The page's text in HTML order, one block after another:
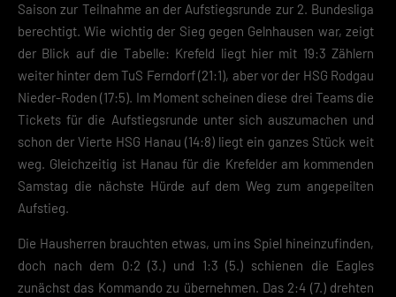
Saison zur Teilnahme an der Aufstiegsrunde zur 2. Bundesliga
berechtigt. Wie wichtig der Sieg gegen Gelnhausen war, zeigt
der Blick auf die Tabelle: Krefeld liegt hier mit 19:3 Zählern
weiter hinter dem TuS Ferndorf (21:1), aber vor der HSG Rodgau
Nieder-Roden (17:5). Im Moment scheinen diese drei Teams die
Tickets für die Aufstiegsrunde unter sich auszumachen und
schon der Vierte HSG Hanau (14:8) liegt ein ganzes Stück weit
weg. Gleichzeitig ist Hanau für die Krefelder am kommenden
Samstag die nächste Hürde auf dem Weg zum angepeilten
Aufstieg.
Die Hausherren brauchten etwas, um ins Spiel hineinzufinden,
doch nach dem 0:2 (3.) und 1:3 (5.) schienen die Eagles
zunächst das Kommando zu übernehmen. Das 2:4 (7.) drehten